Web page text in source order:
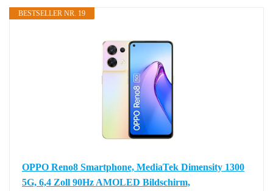
BESTSELLER NR. 19
OPPO Reno8 Smartphone, MediaTek Dimensity 1300
5G, 6,4 Zoll 90Hz AMOLED Bildschirm,